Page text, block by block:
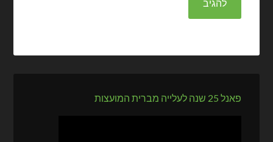
פאנל 25 שנה לעלייה מברית המועצות